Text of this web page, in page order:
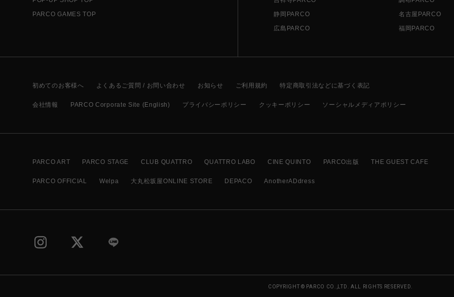
PARCO GAMES TOP
静岡PARCO
名古屋PARCO
広島PARCO
福岡PARCO
初めてのお客様へ よくあるご質問 / お問い合わせ お知らせ ご利用規約 特定商取引法などに基づく表記
会社情報 PARCO Corporate Site (English) プライバシーポリシー クッキーポリシー ソーシャルメディアポリシー
PARCO ART PARCO STAGE CLUB QUATTRO QUATTRO LABO CINE QUINTO PARCO出版 THE GUEST CAFE
PARCO OFFICIAL Welpa 大丸松坂屋ONLINE STORE DEPACO AnotherADdress
COPYRIGHT © PARCO CO.,LTD. ALL RIGHTS RESERVED.